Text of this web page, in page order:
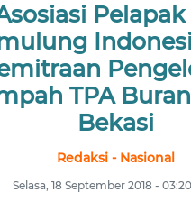
TPA
Bekasi
Redaksi - Nasional
Selasa, 18 September 2018 -